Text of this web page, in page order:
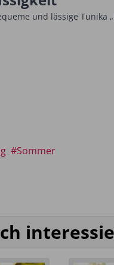
und lässige Tunika
#Sommer